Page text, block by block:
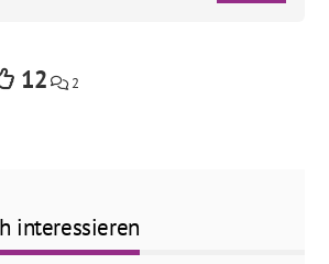
12 2
interessieren